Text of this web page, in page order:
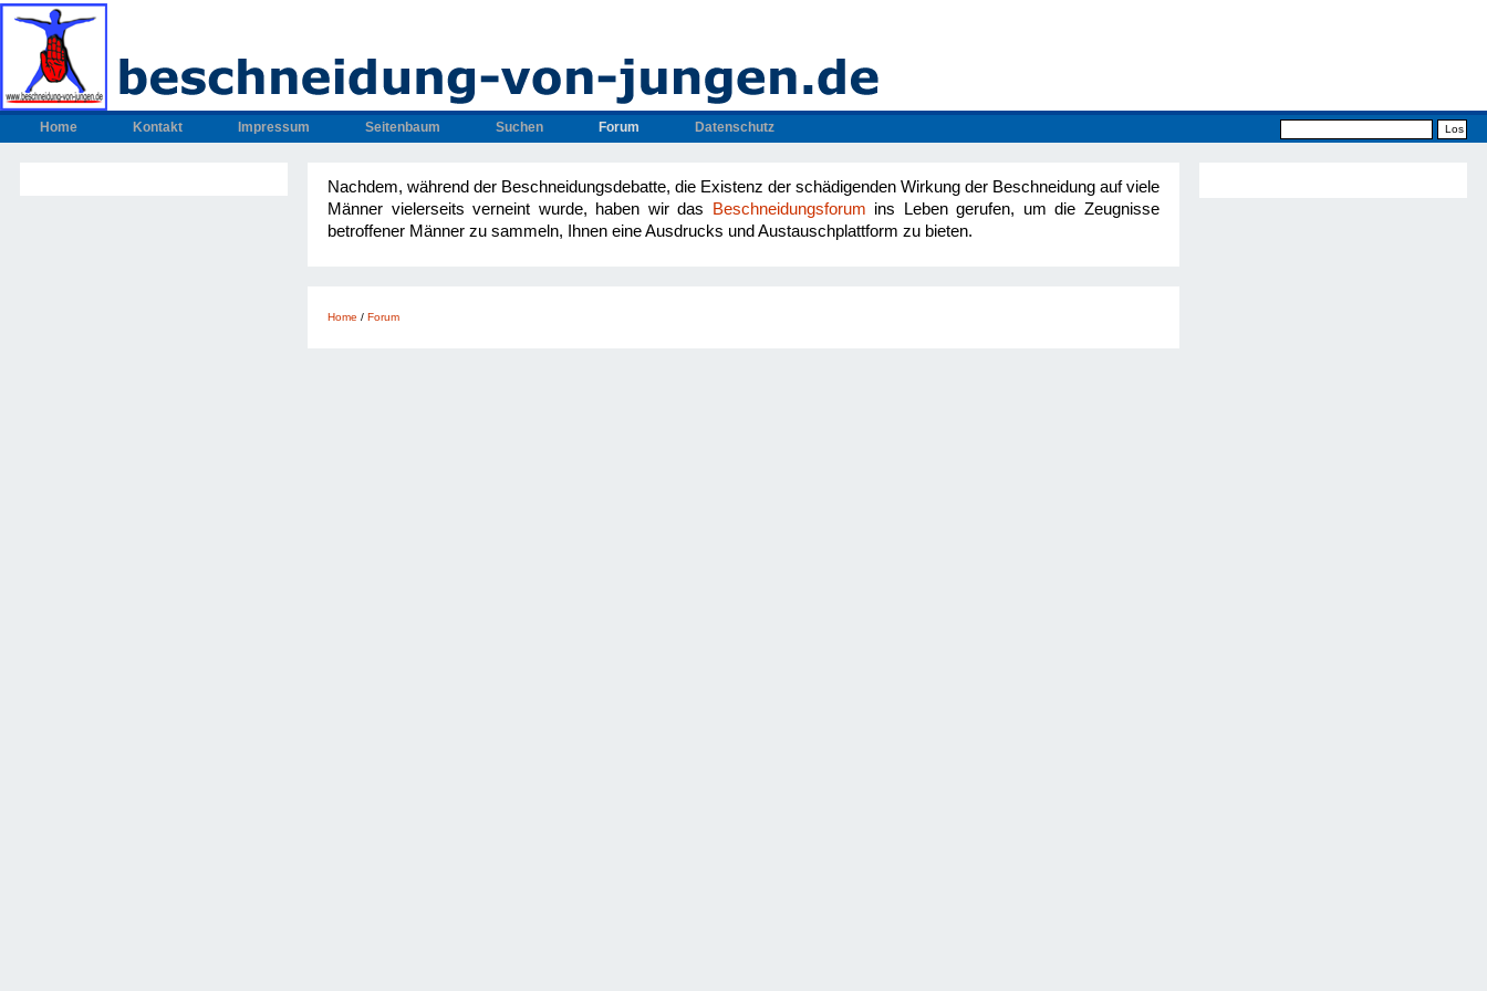
Home Kontakt Impressum Seitenbaum Suchen Forum Datenschutz
Nachdem, während der Beschneidungsdebatte, die Existenz der schädigenden Wirkung der Beschneidung auf viele
Männer vielerseits verneint wurde, haben wir das
Beschneidungsforum ins Leben gerufen, um die Zeugnisse
betroffener Männer zu sammeln, Ihnen eine Ausdrucks und Austauschplattform zu bieten.
Home / Forum